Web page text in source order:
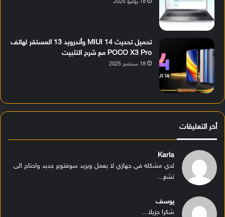
18 يوليو 2025
تحميل تحديث MIUI 14 وأندرويد 13 المستقر لهاتف
POCO X3 Pro مع شرح التثبيت
18 سبتمبر 2025
أخر التعليقات
Karla
لدي مشكله في جهازي لا يعمل ويريد سوفتوير جديد واحتاج الى
تشغ...
يوسف
شكرا جزيلا...